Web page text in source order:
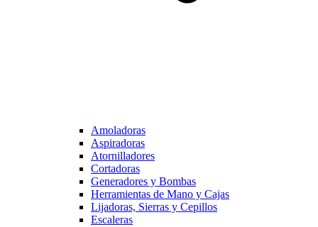
Amoladoras
Aspiradoras
Atornilladores
Cortadoras
Generadores y Bombas
Herramientas de Mano y Cajas
Lijadoras, Sierras y Cepillos
Escaleras